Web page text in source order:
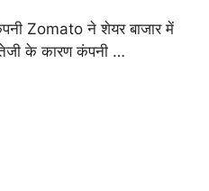
Zomato ने शेयर बाजार में
तेजी के कारण कंपनी …